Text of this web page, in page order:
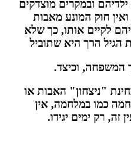
ובמקרים מוצדקים
חוק המונע מאבות
לקיים אותו, כך שלא
הגיל הרך היא שתוביל
המשפחה, וכיצד.
"ניצחון" האבות או
כמו במלחמה, אין
רק ימים יגידו.